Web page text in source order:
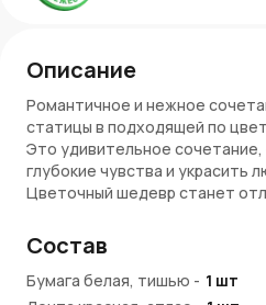
Описание
Романтичное и нежное
статицы в подходящей по
Это удивительное
глубокие чувства и украсить
Цветочный шедевр станет
домашний интерьер.
Внимание!
Ввиду сезонности
заменена на хамелациум без
Состав
Бумага белая, тишью - 1 шт